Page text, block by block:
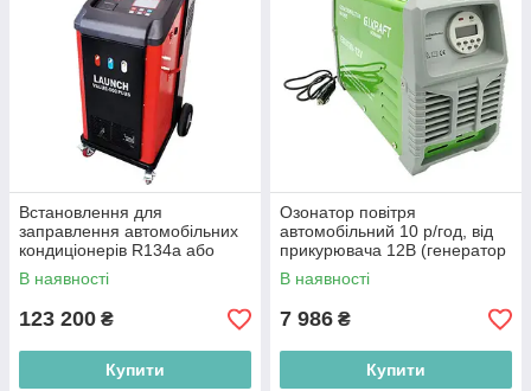
Встановлення для
заправлення автомобільних
кондиціонерів R134a або
R1234yf (автоматичне)
LAUNCH VALUE-500PLUS
В наявності
123 200 ₴
Купити
Озонатор повітря
автомобільний 10 р/год, від
прикурювача 12B (генератор
озону) G. I. KRAFT GI03030-
12V
В наявності
7 986 ₴
Купити